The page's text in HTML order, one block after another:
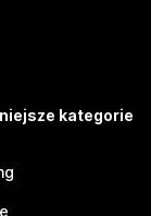
kategorie